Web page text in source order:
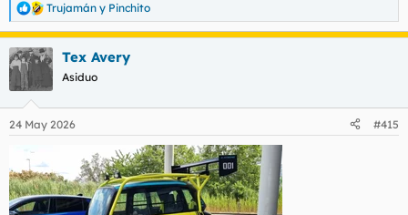
R
e
a
c
c
i
e
Trujamán y Pinchito
Tex Avery
Asiduo
24 May 2026 #415